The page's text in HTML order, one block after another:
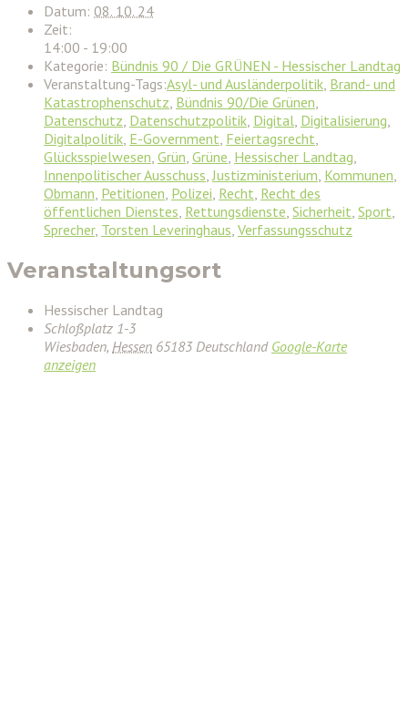
Datum: 08. 10. 24
Zeit:
14:00 - 19:00
Kategorie: Bündnis 90 / Die GRÜNEN - Hessischer Landtag
Veranstaltung-Tags:Asyl- und Ausländerpolitik Brand- und
Katastrophenschutz Bündnis 90/Die Grünen
Datenschutz Datenschutzpolitik Digital Digitalisierung
Digitalpolitik E-Government Feiertagsrecht
Glücksspielwesen Grün Grüne Hessischer Landtag
Innenpolitischer Ausschuss Justizministerium Kommunen
Obmann Petitionen Polizei Recht Recht des
öffentlichen Dienstes Rettungsdienste Sicherheit Sport
Sprecher, Torsten Leveringhaus Verfassungsschutz
Veranstaltungsort
Hessischer Landtag
Schloßplatz 1-3
Wiesbaden, Hessen 65183 Deutschland Google-Karte
anzeigen